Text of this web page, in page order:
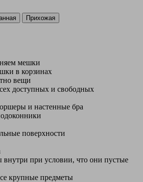
мешки
в корзинах
вещи
доступных и свободных
и настенные бра
поверхности
при условии, что они пустые
крупные предметы